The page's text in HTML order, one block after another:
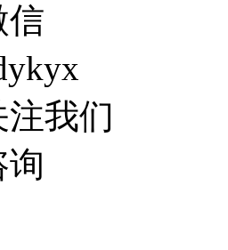
信
我们
询